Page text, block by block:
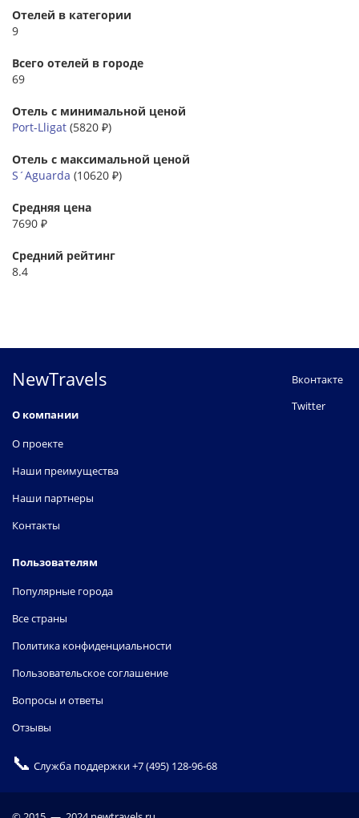
Отелей в категории
9
Всего отелей в городе
69
Отель с минимальной ценой
Port-Lligat (5820 ₽)
Отель с максимальной ценой
S´Aguarda (10620 ₽)
Средняя цена
7690 ₽
Средний рейтинг
8.4
NewTravels
О компании
О проекте
Наши преимущества
Наши партнеры
Контакты
Пользователям
Популярные города
Все страны
Политика конфиденциальности
Пользовательское соглашение
Вопросы и ответы
Отзывы
Вконтакте
Twitter
📞 Служба поддержки+7 (495) 128-96-68